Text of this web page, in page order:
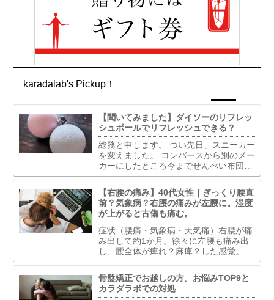
karadalab's Pickup！
【聞いてみました】ダイソーのリフレッ
シュボールでリフレッシュできる？
総務と申します。 つい先日、スニーカー
を変えました。 コンバースから別のメー
カーにしたところ今までせんべい布団だ
ったものがふかふかベッドになったよう
で夢心地。とはいかずふわふわしすぎて
足首くねくね固定できずで歩きづらい。
で古傷うずいて軽い捻...
【右腰の痛み】40代女性｜ぎっくり腰直
前？気象病？右腰の痛みが左腰に。湿度
が上がると古傷も痛む。
症状（腰痛・気象病・天気痛）右腰が痛
み出して約1か月。徐々に左腰も痛み出
し、腰全体が痺れ？麻痺？した感覚。椅
子から立ち上がる時、グラグラした感じ
で以前経験したぎっくり腰の時と似てい
て慎重に立ち上がっている。今は骨盤ベ
ルトで固定して生活してい...
骨盤矯正でお越しの方。お悩みTOP9と
カラダラボでの対処